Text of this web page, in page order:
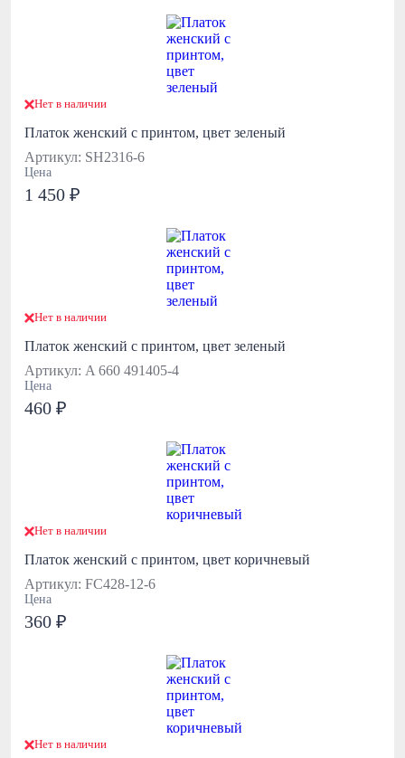
Нет в наличии
Платок женский с принтом, цвет зеленый
Артикул: SH2316-6
Цена
1 450 ₽
Нет в наличии
Платок женский с принтом, цвет зеленый
Артикул: A 660 491405-4
Цена
460 ₽
Нет в наличии
Платок женский с принтом, цвет коричневый
Артикул: FC428-12-6
Цена
360 ₽
Нет в наличии